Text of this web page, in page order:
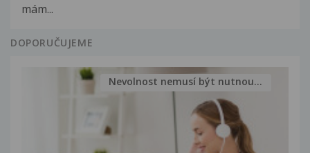
mám...
DOPORUČUJEME
Nevolnost nemusí být nutnou...